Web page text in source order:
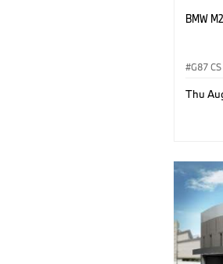
BMW
G87 CS
Thu